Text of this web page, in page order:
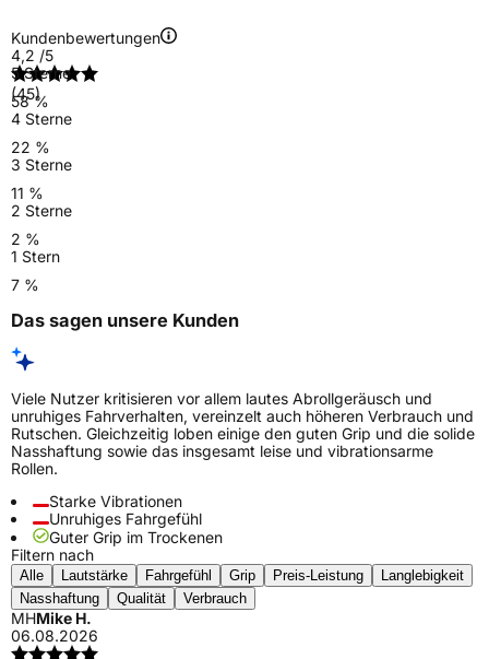
Kundenbewertungen
4,2 /5
(45)
5 Sterne
58 %
4 Sterne
22 %
3 Sterne
11 %
2 Sterne
2 %
1 Stern
7 %
Das sagen unsere Kunden
Viele Nutzer kritisieren vor allem lautes Abrollgeräusch und
unruhiges Fahrverhalten, vereinzelt auch höheren Verbrauch und
Rutschen. Gleichzeitig loben einige den guten Grip und die solide
Nasshaftung sowie das insgesamt leise und vibrationsarme
Rollen.
Starke Vibrationen
Unruhiges Fahrgefühl
Guter Grip im Trockenen
Filtern nach
Alle Lautstärke Fahrgefühl Grip Preis-Leistung
Langlebigkeit
Nasshaftung
Qualität Verbrauch
MHMike H.
06.08.2026